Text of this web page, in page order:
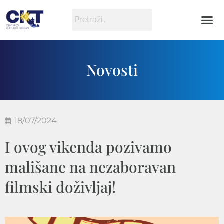
Novosti
18/07/2024
I ovog vikenda pozivamo
mališane na nezaboravan
filmski doživljaj!